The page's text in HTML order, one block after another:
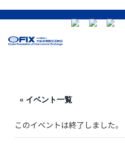
« イベント一覧
このイベントは終了しました。